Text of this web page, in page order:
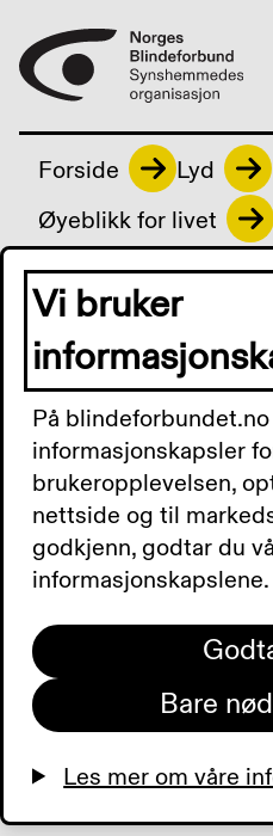
Forside
Lyd
Øyeblikk for livet
Øyeblikk
I denne episoden får
Elsafadis
høstmøte. Denne
indre
0:00
Vi bruker
På
informasjonskapsler
brukeropplevelsen,
nettside og til
godkjenn, godtar du
informasjonskapslene.
Bare
Les mer om våre